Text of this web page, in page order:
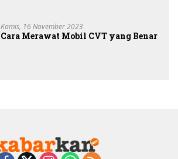
Kamis, 16 November 2023
Cara Merawat Mobil CVT yang Benar